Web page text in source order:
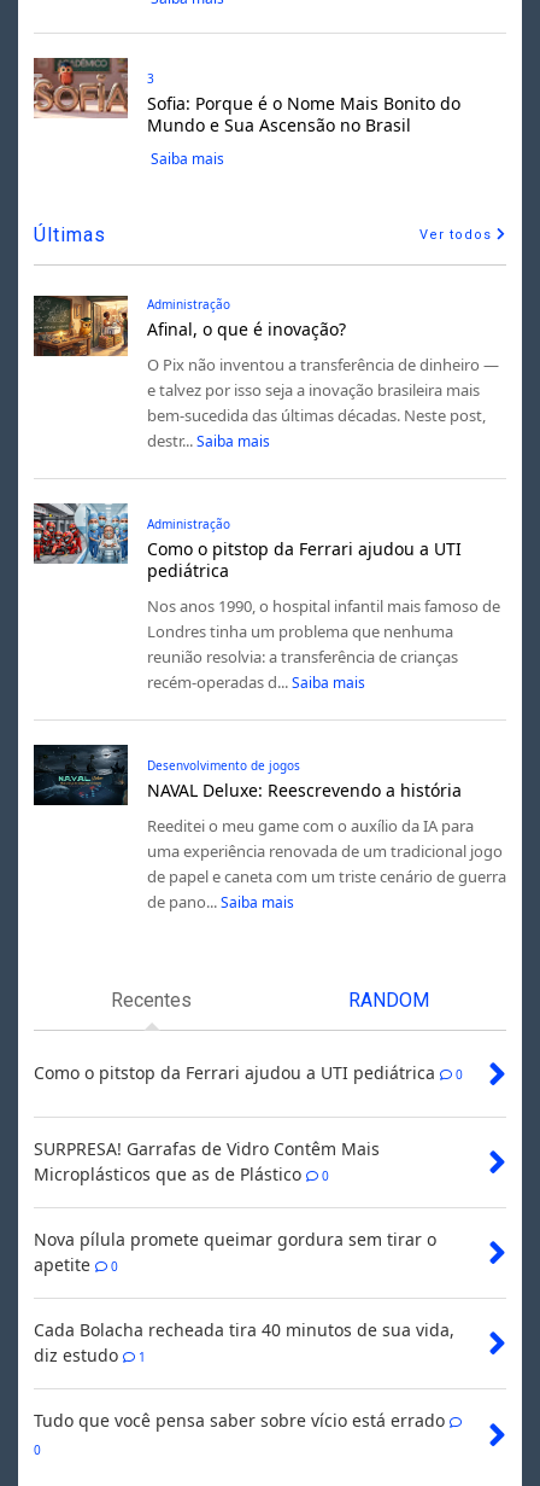
3
Sofia: Porque é o Nome Mais Bonito do
Mundo e Sua Ascensão no Brasil
Saiba mais
Últimas Ver todos
Administração
Afinal, o que é inovação?
O Pix não inventou a transferência de dinheiro —
e talvez por isso seja a inovação brasileira mais
bem-sucedida das últimas décadas. Neste post,
destr... Saiba mais
Administração
Como o pitstop da Ferrari ajudou a UTI
pediátrica
Nos anos 1990, o hospital infantil mais famoso de
Londres tinha um problema que nenhuma
reunião resolvia: a transferência de crianças
recém-operadas d... Saiba mais
Desenvolvimento de jogos
NAVAL Deluxe: Reescrevendo a história
Reeditei o meu game com o auxílio da IA para
uma experiência renovada de um tradicional jogo
de papel e caneta com um triste cenário de guerra
de pano... Saiba mais
Recentes RANDOM
Como o pitstop da Ferrari ajudou a UTI pediátrica 0
SURPRESA! Garrafas de Vidro Contêm Mais
Microplásticos que as de Plástico
0
Nova pílula promete queimar gordura sem tirar o
apetite
0
Cada Bolacha recheada tira 40 minutos de sua vida,
diz estudo
1
Tudo que você pensa saber sobre vício está errado
0